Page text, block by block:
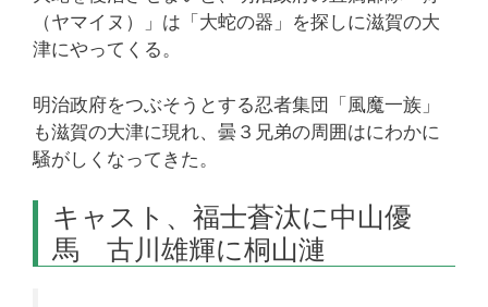
（ヤマイヌ）」は「大蛇の器」を探しに滋賀の大
津にやってくる。
明治政府をつぶそうとする忍者集団「風魔一族」
も滋賀の大津に現れ、曇３兄弟の周囲はにわかに
騒がしくなってきた。
キャスト、福士蒼汰に中山優
馬 古川雄輝に桐山漣